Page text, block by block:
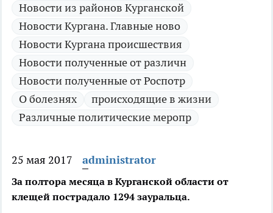
Новости из районов Курганской
Новости Кургана. Главные ново
Новости Кургана происшествия
Новости полученные от различн
Новости полученные от Роспотр
О болезнях
происходящие в жизни
Различные политические меропр
25 мая 2017 administrator
За полтора месяца в Курганской области от
клещей пострадало 1294 зауральца.